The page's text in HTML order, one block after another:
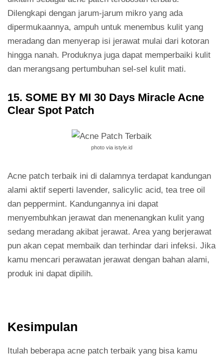
Dilengkapi dengan jarum-jarum mikro yang ada
dipermukaannya, ampuh untuk menembus kulit yang
meradang dan menyerap isi jerawat mulai dari kotoran
hingga nanah. Produknya juga dapat memperbaiki kulit
dan merangsang pertumbuhan sel-sel kulit mati.
15. SOME BY MI 30 Days Miracle Acne
Clear Spot Patch
photo via istyle.id
Acne patch terbaik ini di dalamnya terdapat kandungan
alami aktif seperti lavender, salicylic acid, tea tree oil
dan peppermint. Kandungannya ini dapat
menyembuhkan jerawat dan menenangkan kulit yang
sedang meradang akibat jerawat. Area yang berjerawat
pun akan cepat membaik dan terhindar dari infeksi. Jika
kamu mencari perawatan jerawat dengan bahan alami,
produk ini dapat dipilih.
Kesimpulan
Itulah beberapa acne patch terbaik yang bisa kamu